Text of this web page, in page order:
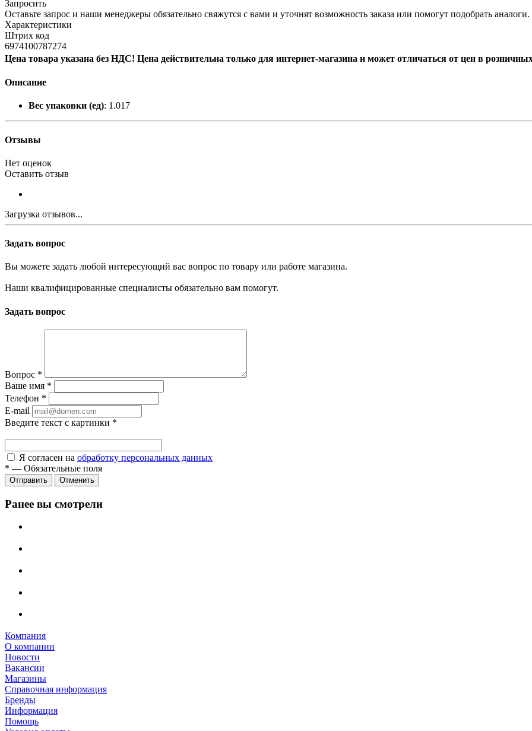
Запросить
Оставьте запрос и наши менеджеры обязательно свяжутся с вами и уточнят возможность заказа или помогут подобрать аналоги.
Характеристики
Штрих код
6974100787274
Цена товара указана без НДС! Цена действительна только для интернет-магазина и может отличаться от цен в
Описание
Вес упаковки (ед): 1.017
Отзывы
Нет оценок
Оставить отзыв
Загрузка отзывов...
Задать вопрос
Вы можете задать любой интересующий вас вопрос по товару или работе магазина.
Наши квалифицированные специалисты обязательно вам помогут.
Задать вопрос
Вопрос *
Ваше имя *
Телефон *
E-mail
Введите текст с картинки *
Я согласен на обработку персональных данных
* — Обязательные поля
Отправить Отменить
Ранее вы смотрели
Компания
О компании
Новости
Вакансии
Магазины
Справочная информация
Бренды
Информация
Помощь